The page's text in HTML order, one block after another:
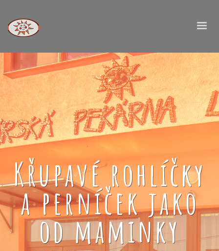
Křupavé rohlíčky
a perníček jako
od maminky